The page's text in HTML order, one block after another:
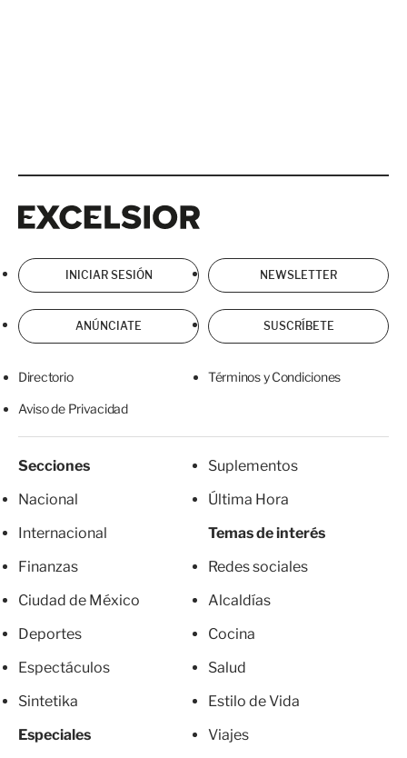
INICIAR SESIÓN NEWSLETTER
ANÚNCIATE SUSCRÍBETE
Directorio Términos y Condiciones
Aviso de Privacidad
Secciones
Nacional
Internacional
Finanzas
Ciudad de México
Deportes
Espectáculos
Sintetika
Especiales
Suplementos
Última Hora
Temas de interés
Redes sociales
Alcaldías
Cocina
Salud
Estilo de Vida
Viajes